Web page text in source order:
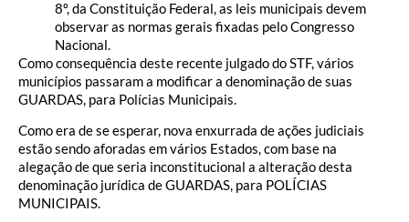
8º, da Constituição Federal, as leis municipais devem
observar as normas gerais fixadas pelo Congresso
Nacional.
Como consequência deste recente julgado do STF, vários
municípios passaram a modificar a denominação de suas
GUARDAS, para Polícias Municipais.
Como era de se esperar, nova enxurrada de ações judiciais
estão sendo aforadas em vários Estados, com base na
alegação de que seria inconstitucional a alteração desta
denominação jurídica de GUARDAS, para POLÍCIAS
MUNICIPAIS.